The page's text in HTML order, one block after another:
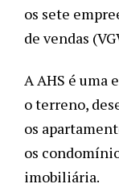
os sete
de vendas
A AHS é uma
o terreno,
os
os
imobiliária.